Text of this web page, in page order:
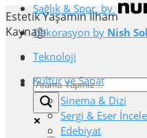
Estetik Yaşamın İlham
Kaynağı
Sağlık & Spor by
Dekorasyon by Nish
Teknoloji
Kültür ve Sanat
Sinema & Dizi
Sergi & Eser
Edebiyat